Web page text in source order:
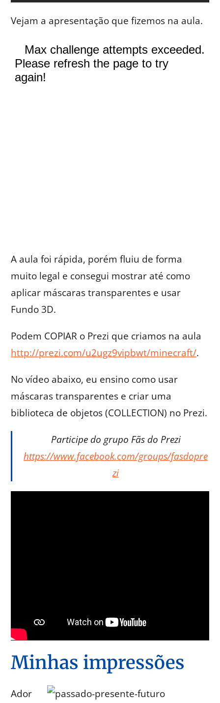
Vejam a apresentação que fizemos na aula.
A aula foi rápida, porém fluiu de forma
muito legal e consegui mostrar até como
aplicar máscaras transparentes e usar
Fundo 3D.
Podem COPIAR o Prezi que criamos na aula
http://prezi.com/u2ugz9vipbwt/minecraft/.
No vídeo abaixo, eu ensino como usar
máscaras transparentes e criar uma
biblioteca de objetos (COLLECTION) no Prezi.
Participe do grupo Fãs do Prezi
https://www.facebook.com/groups/fasdopre
zi
Minhas impressões
Ador